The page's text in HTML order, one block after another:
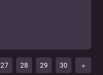
27 28 29 30 »